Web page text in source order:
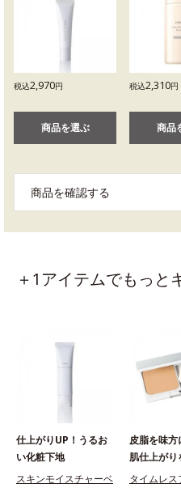
税込2,970円
商品を選ぶ
税込2,310円
商品
商品を確認する
＋1アイテムでもっと
仕上がりUP！うるお
い化粧下地
スキンモイスチャーベ
皮脂を味方
肌仕上がり
タイムレス